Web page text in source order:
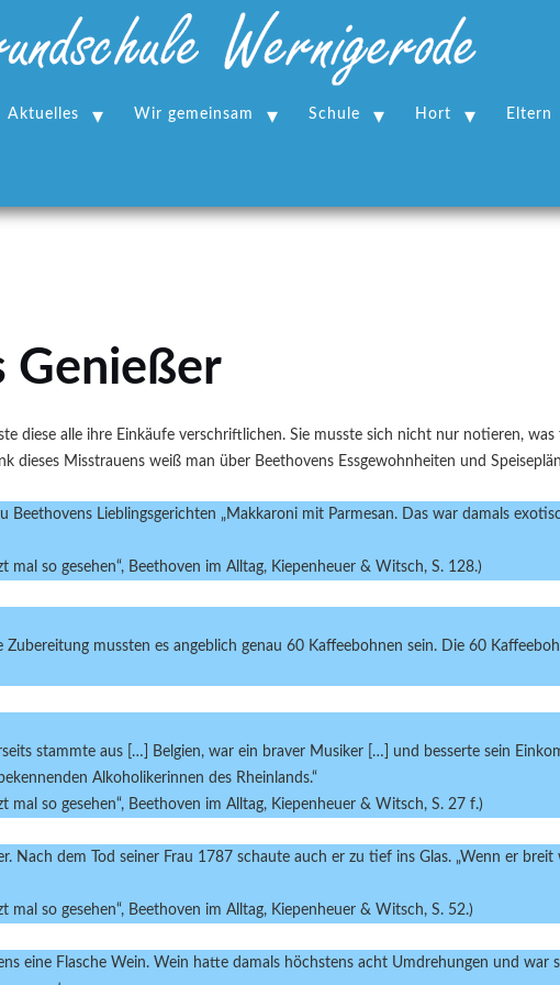
Aktuelles Wir gemeinsam Schule Hort Eltern
Genießer
diese alle ihre Einkäufe verschriftlichen. Sie musste sich nicht nur notieren,
dieses Misstrauens weiß man über Beethovens Essgewohnheiten und
Beethovens Lieblingsgerichten „Makkaroni mit Parmesan. Das war damals
mal so gesehen“, Beethoven im Alltag, Kiepenheuer & Witsch, S. 128.)
mussten es angeblich genau 60 Kaffeebohnen sein. Die 60
stammte aus […] Belgien, war ein braver Musiker […] und besserte sein
Alkoholikerinnen des Rheinlands.“
mal so gesehen“, Beethoven im Alltag, Kiepenheuer & Witsch, S. 27 f.)
Nach dem Tod seiner Frau 1787 schaute auch er zu tief ins Glas. „Wenn er
mal so gesehen“, Beethoven im Alltag, Kiepenheuer & Witsch, S. 52.)
eine Flasche Wein. Wein hatte damals höchstens acht Umdrehungen und war